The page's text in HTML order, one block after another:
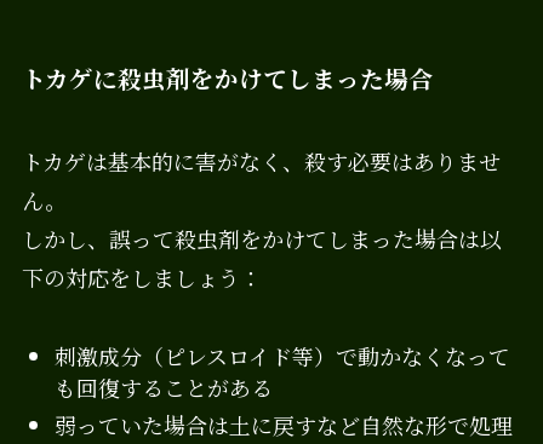
トカゲに殺虫剤をかけてしまった場合
トカゲは基本的に害がなく、殺す必要はありませ
ん。
しかし、誤って殺虫剤をかけてしまった場合は以
下の対応をしましょう：
刺激成分（ピレスロイド等）で動かなくなって
も回復することがある
弱っていた場合は土に戻すなど自然な形で処理